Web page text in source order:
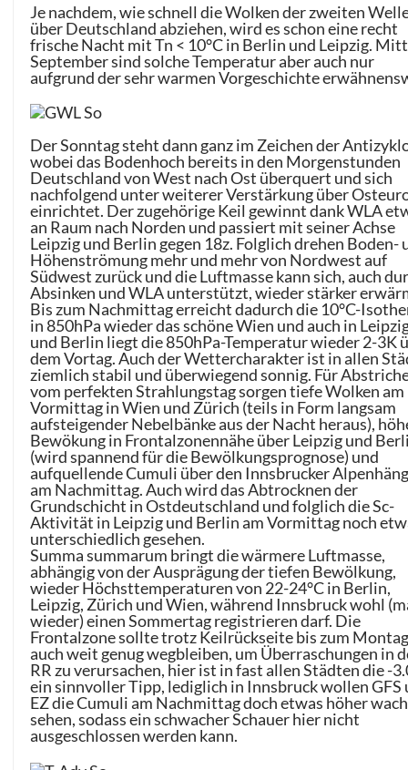
Je nachdem, wie schnell die Wolken der zweiten
über Deutschland abziehen, wird es schon eine recht
frische Nacht mit Tn < 10°C in Berlin und Leipzig.
September sind solche Temperatur aber auch nur
aufgrund der sehr warmen Vorgeschichte
Der Sonntag steht dann ganz im Zeichen der
wobei das Bodenhoch bereits in den Morgenstunden
Deutschland von West nach Ost überquert und sich
nachfolgend unter weiterer Verstärkung über
einrichtet. Der zugehörige Keil gewinnt dank WLA
an Raum nach Norden und passiert mit seiner Achse
Leipzig und Berlin gegen 18z. Folglich drehen Boden-
Höhenströmung mehr und mehr von Nordwest auf
Südwest zurück und die Luftmasse kann sich, auch
Absinken und WLA unterstützt, wieder stärker
Bis zum Nachmittag erreicht dadurch die 10°C-
in 850hPa wieder das schöne Wien und auch in
und Berlin liegt die 850hPa-Temperatur wieder 2-3K
dem Vortag. Auch der Wettercharakter ist in allen
ziemlich stabil und überwiegend sonnig. Für
vom perfekten Strahlungstag sorgen tiefe Wolken am
Vormittag in Wien und Zürich (teils in Form langsam
aufsteigender Nebelbänke aus der Nacht heraus),
Bewökung in Frontalzonennähe über Leipzig und
(wird spannend für die Bewölkungsprognose) und
aufquellende Cumuli über den Innsbrucker
am Nachmittag. Auch wird das Abtrocknen der
Grundschicht in Ostdeutschland und folglich die Sc-
Aktivität in Leipzig und Berlin am Vormittag noch
unterschiedlich gesehen.
Summa summarum bringt die wärmere Luftmasse,
abhängig von der Ausprägung der tiefen Bewölkung,
wieder Höchsttemperaturen von 22-24°C in Berlin,
Leipzig, Zürich und Wien, während Innsbruck wohl
wieder) einen Sommertag registrieren darf. Die
Frontalzone sollte trotz Keilrückseite bis zum
auch weit genug wegbleiben, um Überraschungen in
RR zu verursachen, hier ist in fast allen Städten die -
ein sinnvoller Tipp, lediglich in Innsbruck wollen GFS
EZ die Cumuli am Nachmittag doch etwas höher
sehen, sodass ein schwacher Schauer hier nicht
ausgeschlossen werden kann.